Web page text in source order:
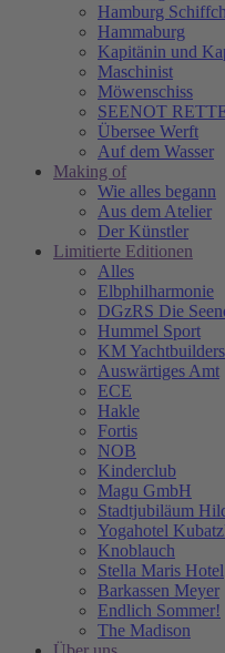
Hamburg
Hammaburg
Kapitänin und
Maschinist
Möwenschiss
SEENOT
Übersee Werft
Auf dem Wasser
Making of
Wie alles begann
Aus dem Atelier
Der Künstler
Limitierte Editionen
Alles
Elbphilharmonie
DGzRS Die
Hummel Sport
KM Yachtbuilders
Auswärtiges Amt
ECE
Hakle
Fortis
NOB
Kinderclub
Magu GmbH
Stadtjubiläum
Yogahotel
Knoblauch
Stella Maris Hotel
Barkassen Meyer
Endlich Sommer!
The Madison